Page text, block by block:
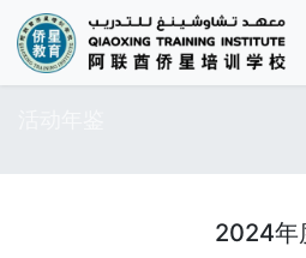
2024年